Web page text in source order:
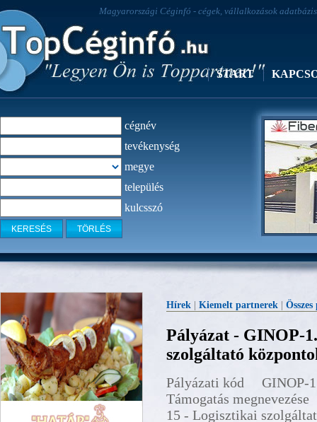
Magyarországi Céginfó - cégek, vállalkozások
START
cégnév
tevékenység
megye
település
kulcsszó
Hírek | Kiemelt partnerek |
Pályázat - GINOP-
szolgáltató
Pályázati kód GINOP-
Támogatás
15 - Logisztikai